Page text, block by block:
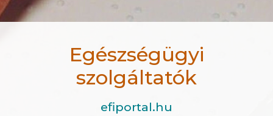
Egészségügyi
szolgáltatók
efiportal.hu